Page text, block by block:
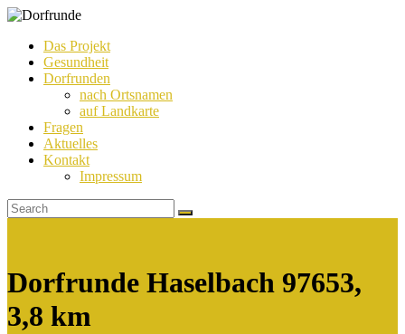
Dorfrunde
Das Projekt
Gesundheit
Dorfrunden
nach Ortsnamen
auf Landkarte
Fragen
Aktuelles
Kontakt
Impressum
Dorfrunde Haselbach 97653,
3,8 km